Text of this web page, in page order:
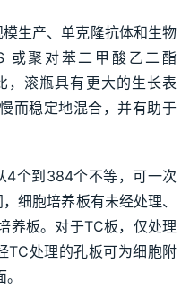
生产、单克隆抗体和生物
或聚对苯二甲酸乙二酯
，滚瓶具有更大的生长表
而稳定地混合，并有助于
4个到384个不等，可一次
细胞培养板有未经处理、
养板。对于TC板，仅处理
TC处理的孔板可为细胞附